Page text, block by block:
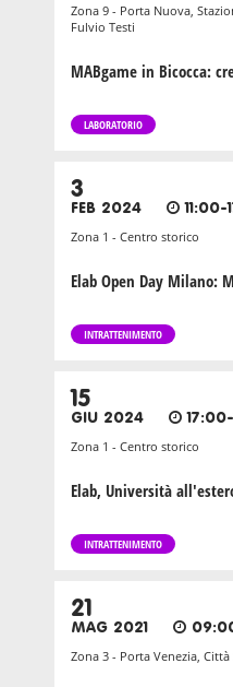
Zona 9 - Porta Nuova,
Fulvio Testi
MABgame in Bicocca:
LABORATORIO
3
FEB 2024 11:00-
Zona 1 - Centro storico
Elab Open Day Milano:
INTRATTENIMENTO
15
GIU 2024
Zona 1 - Centro storico
Elab, Università
INTRATTENIMENTO
21
MAG 2021
Zona 3 - Porta Venezia,